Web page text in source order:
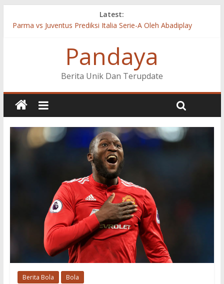
Latest:
Parma vs Juventus Prediksi Italia Serie-A Oleh Abadiplay
Celta Vigo vs Valencia Prediksi LaLiga Santander Oleh
Real Madrid vs Valladolid Prediksi LaLiga Santander Oleh
Fiorentina vs Napoli Prediksi Italia Serie-A Oleh Abadiplay
Pandaya
Berita Unik Dan Terupdate
Berita Bola Bola